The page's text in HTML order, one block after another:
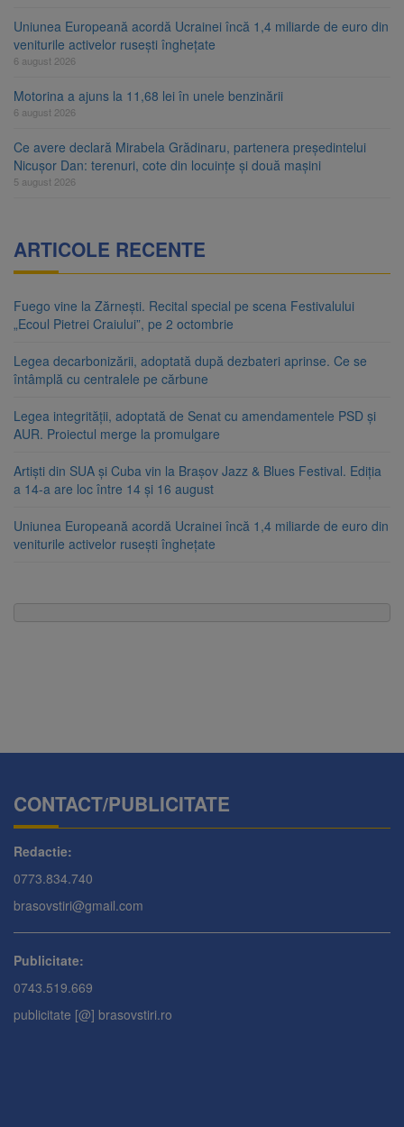
Uniunea Europeană acordă Ucrainei încă 1,4 miliarde de euro din
veniturile activelor rusești înghețate
6 august 2026
Motorina a ajuns la 11,68 lei în unele benzinării
6 august 2026
Ce avere declară Mirabela Grădinaru, partenera președintelui
Nicușor Dan: terenuri, cote din locuințe și două mașini
5 august 2026
ARTICOLE RECENTE
Fuego vine la Zărnești. Recital special pe scena Festivalului
„Ecoul Pietrei Craiului”, pe 2 octombrie
Legea decarbonizării, adoptată după dezbateri aprinse. Ce se
întâmplă cu centralele pe cărbune
Legea integrității, adoptată de Senat cu amendamentele PSD și
AUR. Proiectul merge la promulgare
Artiști din SUA și Cuba vin la Brașov Jazz & Blues Festival. Ediția
a 14-a are loc între 14 și 16 august
Uniunea Europeană acordă Ucrainei încă 1,4 miliarde de euro din
veniturile activelor rusești înghețate
CONTACT/PUBLICITATE
Redactie:
0773.834.740
brasovstiri@gmail.com
Publicitate:
0743.519.669
publicitate [@] brasovstiri.ro